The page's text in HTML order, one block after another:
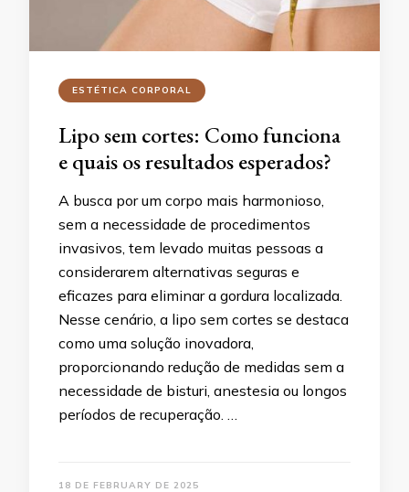
ESTÉTICA CORPORAL
Lipo sem cortes: Como funciona
e quais os resultados esperados?
A busca por um corpo mais harmonioso,
sem a necessidade de procedimentos
invasivos, tem levado muitas pessoas a
considerarem alternativas seguras e
eficazes para eliminar a gordura localizada.
Nesse cenário, a lipo sem cortes se destaca
como uma solução inovadora,
proporcionando redução de medidas sem a
necessidade de bisturi, anestesia ou longos
períodos de recuperação. …
18 DE FEBRUARY DE 2025